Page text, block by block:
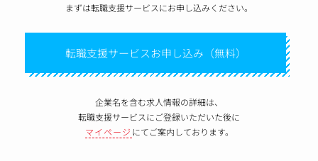
まずは転職支援サービスにお申し込みください。
転職支援サービスお申し込み（無料）
企業名を含む求人情報の詳細は、
転職支援サービスにご登録いただいた後に
マイページ にてご案内しております。